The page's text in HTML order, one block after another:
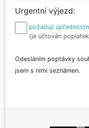
Urgentní výjezd
požaduji
(je účtován
Odesláním poptávky
jsem s nimi seznámen.